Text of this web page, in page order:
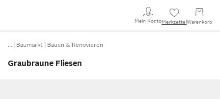
Mein KontoMerkzettel Warenkorb
… Baumarkt Bauen & Renovieren
Graubraune Fliesen